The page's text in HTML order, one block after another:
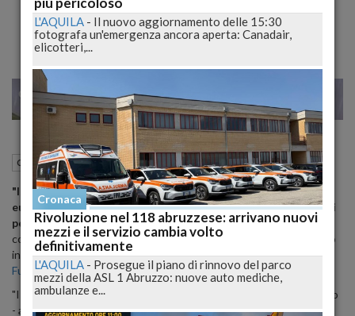
individuare fondi CIPE Fucino
MILANO 29
Cronaca L'Aquila (AQ) 30 Ottobre 2012 15:26
"Istituire un tavolo ristretto per verificare se i 62 milioni di
euro finanziati nel 2001 dal Cipe, oggi, siano ancora disponibili
per le opere di sviluppo agricolo del Fucino" . Lo ha chiesto il
consigliere regionale del Pd, Giuseppe Di Pangrazio, intervenendo
in occasione della interpellanza presentata suibacini idrici del
Fucino.
"I fondi messi a disposizione dal Cipe - osserva ancora Di Pangrazio
- avrebbero finanziato opere pubbliche strategiche, come la
L'AQUILA - Il nuovo aggiornamento delle 15:30
fotografa un'emergenza ancora aperta: Canadair,
elicotteri,...
Cronaca
Rivoluzione nel 118 abruzzese: arrivano nuovi
mezzi e il servizio cambia volto
definitivamente
L'AQUILA - Prosegue il piano di rinnovo del parco
mezzi della ASL 1 Abruzzo: nuove auto mediche,
ambulanze e...